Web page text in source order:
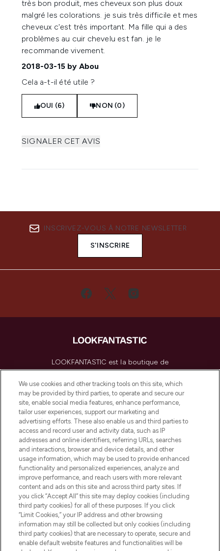
très bon produit, mes cheveux son plus doux
malgré les colorations. je suis très difficile et mes
cheveux c'est très important. Ma fille qui a des
problèmes au cuir chevelu est fan. je le
recommande vivement.
2018-03-15 by Abou
Cela a-t-il été utile ?
OUI (6) NON (0)
SIGNALER CET AVIS
INSCRIVEZ-VOUS À NOTRE NEWSLETTER
S'INSCRIRE
LOOKFANTASTIC est la boutique de
beauté incontournable en Europe,
proposant les meilleurs produits de soins
de la peau, des cheveux et de maquillage
de plus de 200 marques prestigieuses.
Faites vos achats en ligne ou via
l’application, avec la livraison offerte dès
55€ d'achat.
Consentement aux cookies
Do Not Sell or Share My Personal
Information
AIDE ET INFORMATIONS
INFORMATIONS GÉNÉRALES
We use cookies and other tracking tools on this site, which
may be provided by third parties, to operate and secure our
site, enable social media features, enhance performance,
tailor user experiences, support our marketing and
advertising efforts. These also enable us and third parties to
access and record user and activity data, such as IP
addresses and online identifiers, referring URLs, searches
and interactions, browser and device details, and other
usage information, which may be used to provide enhanced
functionality and personalized experiences, analyze and
improve performance, and reach users with more relevant
content and ads on this site and across third party sites. If
you click “Accept All” this site may deploy cookies (including
third party cookies) for all of these purposes. If you click
“Limit Cookies,” your IP address and other browsing
information may still be collected but only cookies (including
third party cookies) that are necessary to operate, secure and
enable default website features and functionalities will be